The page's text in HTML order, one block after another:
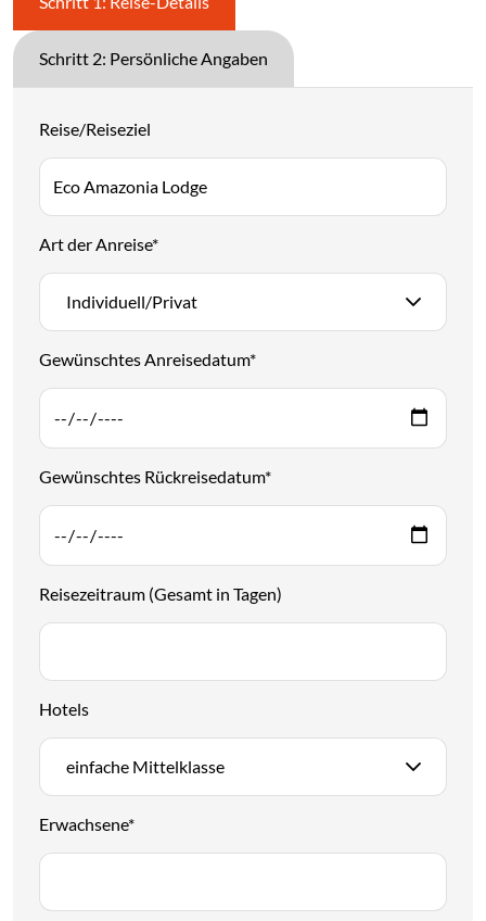
Schritt 2: Persönliche Angaben
Reise/Reiseziel
Art der Anreise*
Individuell/Privat
Gewünschtes Anreisedatum*
Gewünschtes Rückreisedatum*
Reisezeitraum (Gesamt in Tagen)
Hotels
einfache Mittelklasse
Erwachsene*